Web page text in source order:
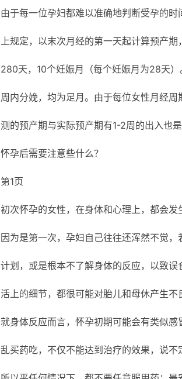
由于每一位孕妇都难以准确地判断受孕的时
上规定，以末次月经的第一天起计算预产期
280天，10个妊娠月（每个妊娠月为28天
周内分娩，均为足月。由于每位女性月经周
测的预产期与实际预产期有1-2周的出入也是
怀孕后需要注意些什么？
第1页
初次怀孕的女性，在身体和心理上，都会发
因为是第一次，孕妇自己往往还浑然不觉，
计划，或是根本不了解身体的反应，以致误
活上的细节，都很可能对胎儿和母休产生不
就身体反应而言，怀孕初期可能会有类似感
乱买药吃，不仅不能达到治疗的效果，说不